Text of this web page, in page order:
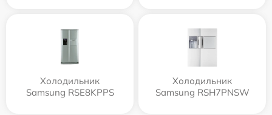
Холодильник
Samsung RSE8KPPS
Холодильник
Samsung RSH7PNSW